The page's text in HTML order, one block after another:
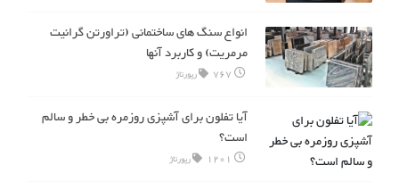
انواع سنگ های ساختمانی (تراورتن گرانیت
مرمریت) و کاربرد آنها
767 رپورتاژ
آیا تفلون برای آشپزی روزمره بی خطر و سالم
است؟
1201 رپورتاژ